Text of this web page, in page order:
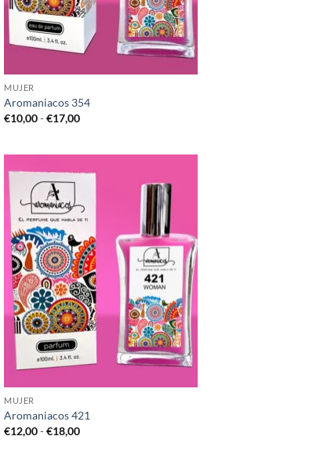
MUJER
Aromaniacos 354
€10,00-€17,00Rango
hasta
€17,00
MUJER
Aromaniacos 421
€12,00-€18,00Rango